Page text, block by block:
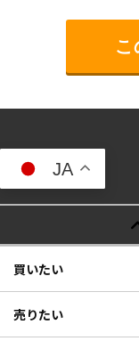
JA
買いたい
売りたい